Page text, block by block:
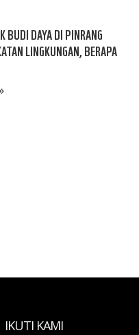
BUDI DAYA DI PINRANG
LINGKUNGAN, BERAPA
IKUTI KAMI